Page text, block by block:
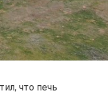
что печь